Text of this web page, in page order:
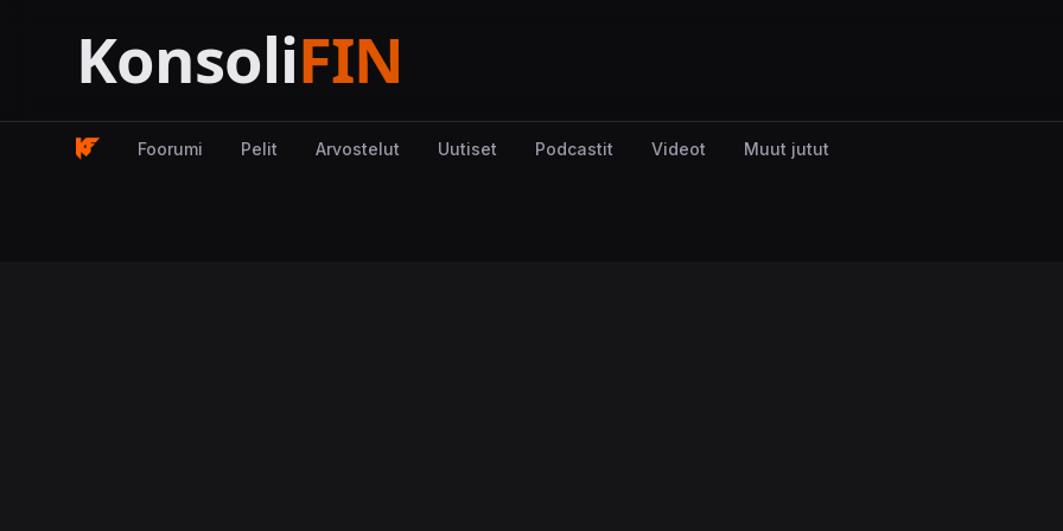
Foorumi Pelit Arvostelut Uutiset Podcastit Videot Muut jutut